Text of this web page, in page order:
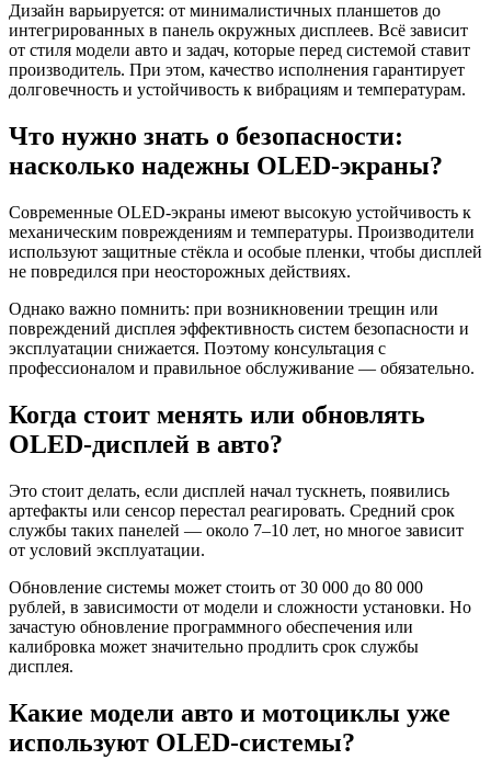
Дизайн варьируется: от минималистичных планшетов до
интегрированных в панель окружных дисплеев. Всё зависит
от стиля модели авто и задач, которые перед системой ставит
производитель. При этом, качество исполнения гарантирует
долговечность и устойчивость к вибрациям и температурам.
Что нужно знать о безопасности:
насколько надежны OLED-экраны?
Современные OLED-экраны имеют высокую устойчивость к
механическим повреждениям и температуры. Производители
используют защитные стёкла и особые пленки, чтобы дисплей
не повредился при неосторожных действиях.
Однако важно помнить: при возникновении трещин или
повреждений дисплея эффективность систем безопасности и
эксплуатации снижается. Поэтому консультация с
профессионалом и правильное обслуживание — обязательно.
Когда стоит менять или обновлять
OLED-дисплей в авто?
Это стоит делать, если дисплей начал тускнеть, появились
артефакты или сенсор перестал реагировать. Средний срок
службы таких панелей — около 7–10 лет, но многое зависит
от условий эксплуатации.
Обновление системы может стоить от 30 000 до 80 000
рублей, в зависимости от модели и сложности установки. Но
зачастую обновление программного обеспечения или
калибровка может значительно продлить срок службы
дисплея.
Какие модели авто и мотоциклы уже
используют OLED-системы?